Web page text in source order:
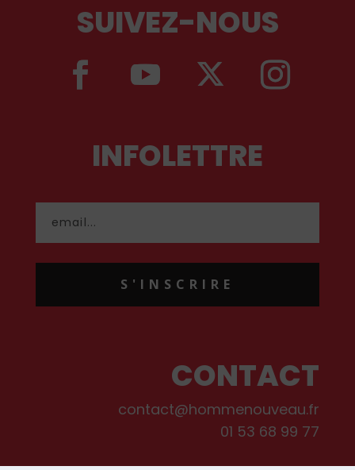
SUIVEZ-NOUS
INFOLETTRE
S'INSCRIRE
CONTACT
contact@hommenouveau.fr
01 53 68 99 77